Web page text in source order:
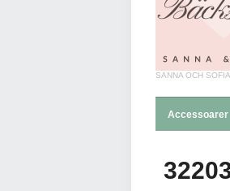
SANNA OCH
Accessoarer